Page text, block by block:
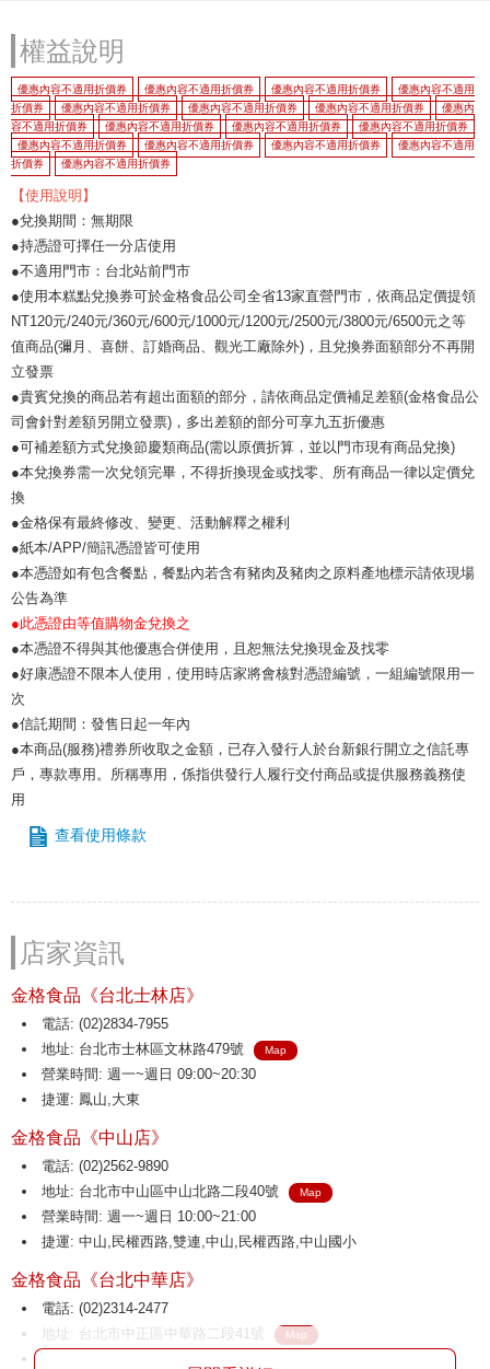
權益說明
優惠內容不適用折價券 優惠內容不適用折價券 優惠內容不適用折價券
優惠內容不適用
折價券
優惠內容不適用折價券 優惠內容不適用折價券 優惠內容不適用折價券
優惠內
容不適用折價券
優惠內容不適用折價券 優惠內容不適用折價券
優惠內容不適用折價券
優惠內容不適用折價券
優惠內容不適用折價券 優惠內容不適用折價券
優惠內容不適用
折價券
優惠內容不適用折價券
【使用說明】
●兌換期間：無期限
●持憑證可擇任一分店使用
●不適用門市：台北站前門市
●使用本糕點兌換券可於金格食品公司全省13家直營門市，依商品定價提領
NT120元/240元/360元/600元/1000元/1200元/2500元/3800元/6500元之等
值商品(彌月、喜餅、訂婚商品、觀光工廠除外)，且兌換券面額部分不再開
立發票
●貴賓兌換的商品若有超出面額的部分，請依商品定價補足差額(金格食品公
司會針對差額另開立發票)，多出差額的部分可享九五折優惠
●可補差額方式兌換節慶類商品(需以原價折算，並以門市現有商品兌換)
●本兌換券需一次兌領完畢，不得折換現金或找零、所有商品一律以定價兌
換
●金格保有最終修改、變更、活動解釋之權利
●紙本/APP/簡訊憑證皆可使用
●本憑證如有包含餐點，餐點內若含有豬肉及豬肉之原料產地標示請依現場
公告為準
●此憑證由等值購物金兌換之
●本憑證不得與其他優惠合併使用，且恕無法兌換現金及找零
●好康憑證不限本人使用，使用時店家將會核對憑證編號，一組編號限用一
次
●信託期間：發售日起一年內
●本商品(服務)禮券所收取之金額，已存入發行人於台新銀行開立之信託專
戶，專款專用。所稱專用，係指供發行人履行交付商品或提供服務義務使
用
查看使用條款
店家資訊
金格食品《台北士林店》
電話: (02)2834-7955
地址: 台北市士林區文林路479號
Map
營業時間: 週一~週日 09:00~20:30
捷運: 鳳山,大東
金格食品《中山店》
電話: (02)2562-9890
地址: 台北市中山區中山北路二段40號
Map
營業時間: 週一~週日 10:00~21:00
捷運: 中山,民權西路,雙連,中山,民權西路,中山國小
金格食品《台北中華店》
電話: (02)2314-2477
地址: 台北市中正區中華路二段41號
Map